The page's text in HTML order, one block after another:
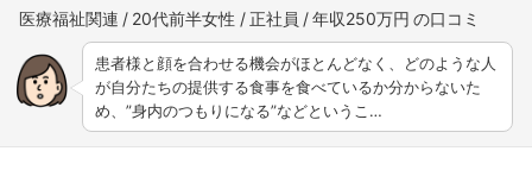
医療福祉関連 20代前半女性 正社員 年収250万円
患者様と顔を合わせる機会がほとんどなく、どのような人
が自分たちの提供する食事を食べているか分からないた
め、”身内のつもりになる”などというこ…